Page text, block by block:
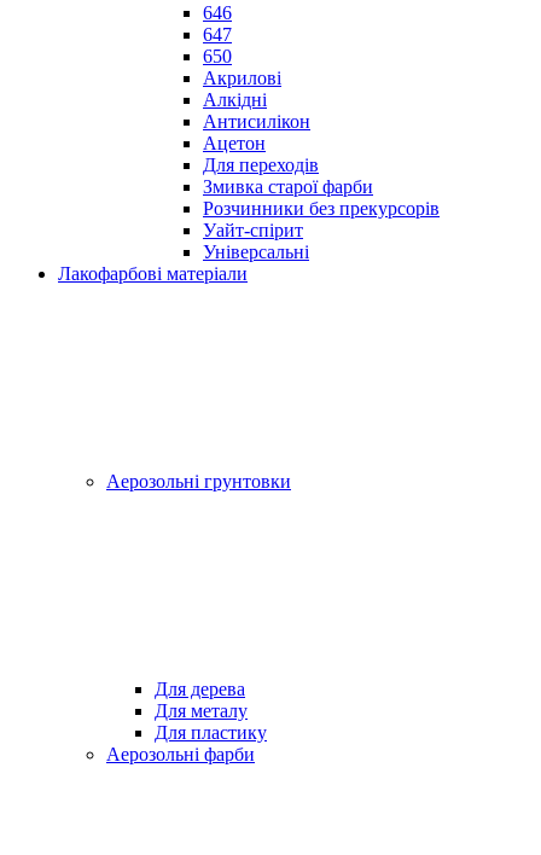
646
647
650
Акрилові
Алкідні
Антисилікон
Ацетон
Для переходів
Змивка старої фарби
Розчинники без прекурсорів
Уайт-спірит
Універсальні
Лакофарбові матеріали
Аерозольні грунтовки
Для дерева
Для металу
Для пластику
Аерозольні фарби